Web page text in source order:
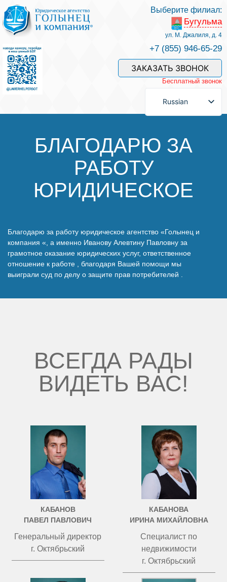
Услуги и наши специалисты
Оплата услуг
Задать вопрос
Полезные статьи
Наши победы
Видео о нас
Выберите филиал:
Бугульма
ул. М. Джалиля, д. 4
+7 (855) 946-65-29
ЗАКАЗАТЬ ЗВОНОК
Бесплатный звонок
Russian
БЛАГОДАРЮ ЗА
РАБОТУ
ЮРИДИЧЕСКОЕ
Благодарю за работу юридическое агентство «Голынец и
компания «, а именно Иванову Алевтину Павловну за
грамотное оказание юридических услуг, ответственное
отношение к работе , благодаря Вашей помощи мы
выиграли суд по делу о защите прав потребителей .
ВСЕГДА РАДЫ
ВИДЕТЬ ВАС!
КАБАНОВ
ПАВЕЛ ПАВЛОВИЧ
Генеральный директор
г. Октябрьский
КАБАНОВА
ИРИНА МИХАЙЛОВНА
Специалист по
недвижимости
г. Октябрьский